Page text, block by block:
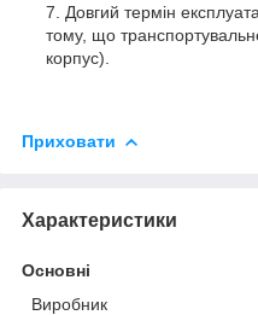
Довгий термін
тому, що
корпус).
Приховати
Характеристики
Основні
Виробник